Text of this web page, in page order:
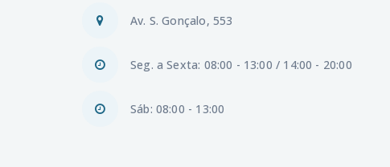
Av. S. Gonçalo, 553
Seg. a Sexta: 08:00 - 13:00 / 14:00 - 20:00
Sáb: 08:00 - 13:00